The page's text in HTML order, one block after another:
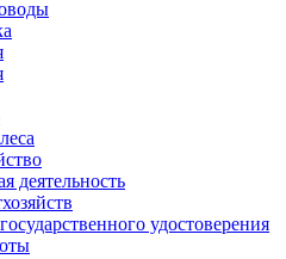
деятельность
удостоверения